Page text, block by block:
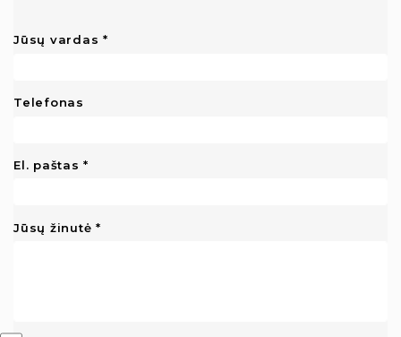
Jūsų vardas
Telefonas
El. paštas
Jūsų žinutė